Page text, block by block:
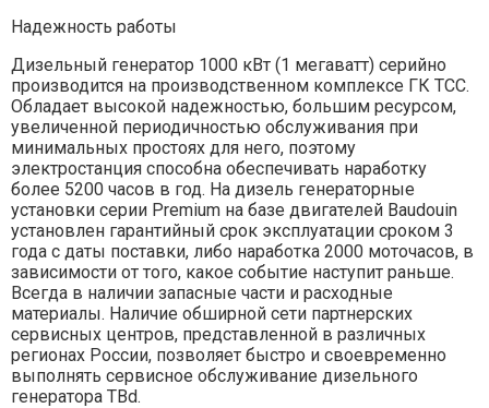
Надежность работы
Дизельный генератор 1000 кВт (1 мегаватт) серийно
производится на производственном комплексе ГК ТСС.
Обладает высокой надежностью, большим ресурсом,
увеличенной периодичностью обслуживания при
минимальных простоях для него, поэтому
электростанция способна обеспечивать наработку
болеe 5200 часов в год. На дизель генераторные
установки серии Premium на базе двигателей Baudouin
установлен гарантийный срок эксплуатации сроком 3
года с даты поставки, либо наработка 2000 моточасов, в
зависимости от того, какое событие наступит раньше.
Всегда в наличии запасные части и расходные
материалы. Наличие обширной сети партнерских
сервисных центров, представленной в различных
регионах России, позволяет быстро и своевременно
выполнять сервисное обслуживание дизельного
генератора TBd.